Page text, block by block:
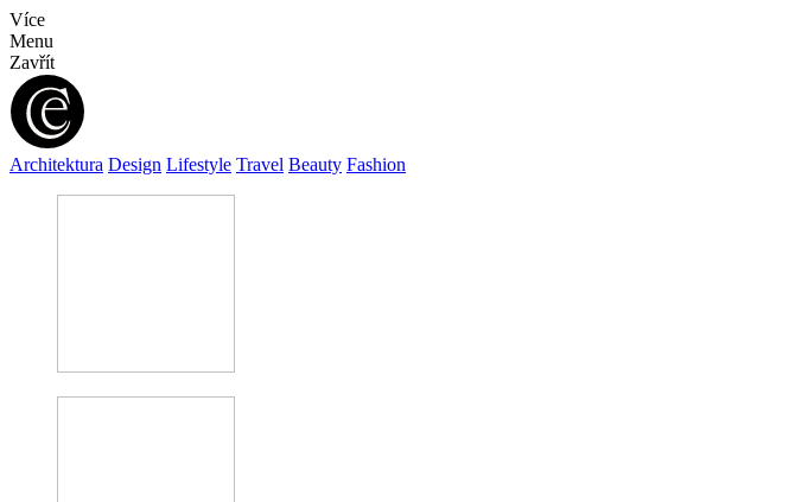
Více
Menu
Zavřít
Architektura Design Lifestyle Travel Beauty Fashion